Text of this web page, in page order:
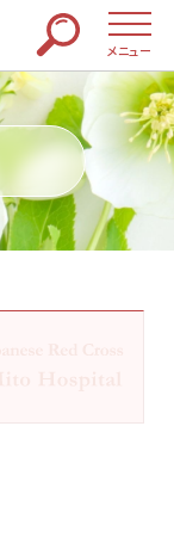
メニュー